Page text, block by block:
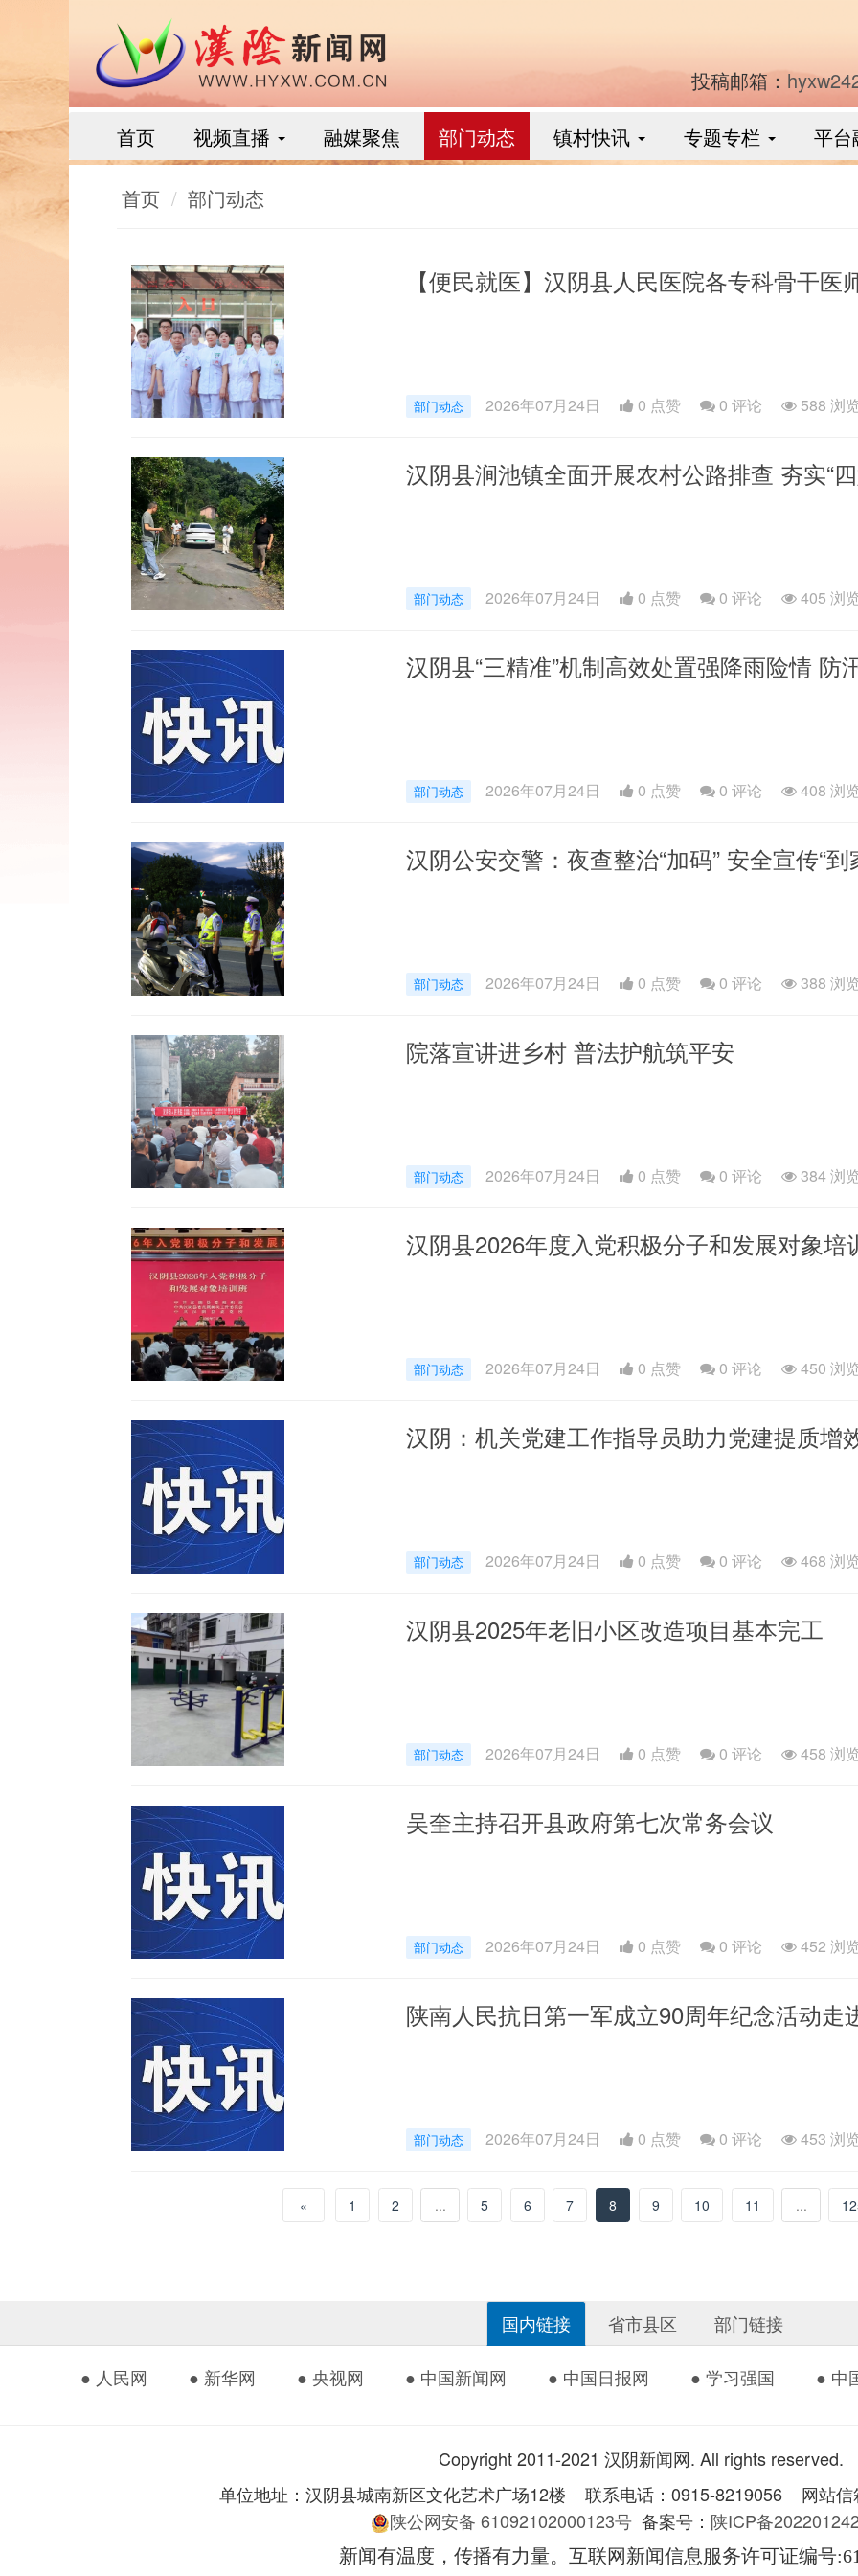
投稿邮箱：
首页 视频直播 融媒聚焦 部门动态 镇村快讯 专题专栏 平台
首页 部门动态
【便民就医】汉阴县人民医院各专科骨干医
部门动态 2026年07月24日 0 点赞 0 评论 588 浏
汉阴县涧池镇全面开展农村公路排查 夯实“
部门动态 2026年07月24日 0 点赞 0 评论 405 浏
汉阴县“三精准”机制高效处置强降雨险情 防
部门动态 2026年07月24日 0 点赞 0 评论 408 浏
汉阴公安交警：夜查整治“加码” 安全宣传“到
部门动态 2026年07月24日 0 点赞 0 评论 388 浏
院落宣讲进乡村 普法护航筑平安
部门动态 2026年07月24日 0 点赞 0 评论 384 浏
汉阴县2026年度入党积极分子和发展对象培
部门动态 2026年07月24日 0 点赞 0 评论 450 浏
汉阴：机关党建工作指导员助力党建提质增
部门动态 2026年07月24日 0 点赞 0 评论 468 浏
汉阴县2025年老旧小区改造项目基本完工
部门动态 2026年07月24日 0 点赞 0 评论 458 浏
吴奎主持召开县政府第七次常务会议
部门动态 2026年07月24日 0 点赞 0 评论 452 浏
陕南人民抗日第一军成立90周年纪念活动走
部门动态 2026年07月24日 0 点赞 0 评论 453 浏
« 1 2 ... 5 6 7 8 9 10 11 ...
国内链接 省市县区 部门链接
● 人民网 ● 新华网 ● 央视网 ● 中国新闻网 ● 中国日报网 ● 学习强国 ● 中
Copyright 2011-2021 汉阴新闻网. All rights reserved.
单位地址：汉阴县城南新区文化艺术广场12楼 联系电话：0915-8219056 网站信
陕公网安备 61092102000123号 备案号： 陕ICP备
新闻有温度，传播有力量。互联网新闻信息服务许可证编号